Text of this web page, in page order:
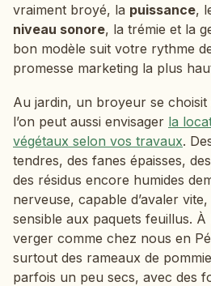
vraiment broyé, la puissance,
niveau sonore, la trémie et la
bon modèle suit votre rythme
promesse marketing la plus
Au jardin, un broyeur se choisit
l’on peut aussi envisager la
végétaux selon vos travaux.
tendres, des fanes épaisses,
des résidus encore humides
nerveuse, capable d’avaler
sensible aux paquets feuillus. À
verger comme chez nous en
surtout des rameaux de
parfois un peu secs, avec des